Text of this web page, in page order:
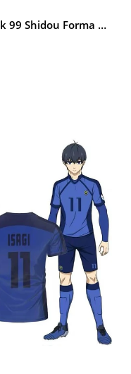
Mavi Anime Blue Lock 99 Shidou Forma Unisex T-shirt